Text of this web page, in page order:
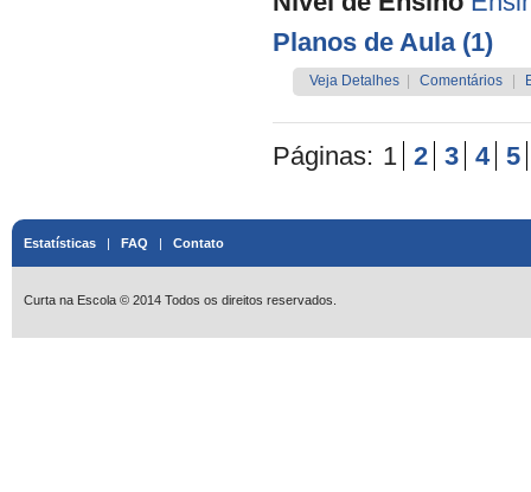
Planos de Aula (1)
Veja Detalhes Comentários
Páginas: 1 2 3 4 5
Estatísticas | FAQ | Contato
Curta na Escola © 2014 Todos os direitos reservados.